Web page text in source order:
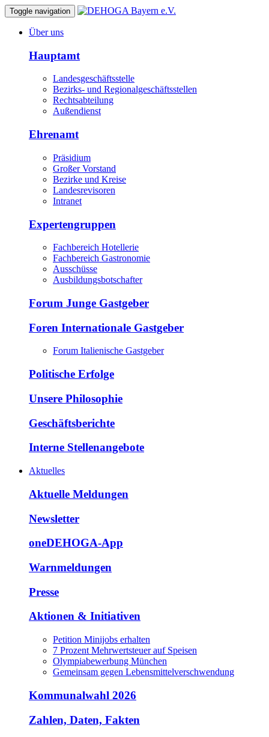
Toggle navigation
Über uns
Hauptamt
Landesgeschäftsstelle
Bezirks- und Regionalgeschäftsstellen
Rechtsabteilung
Außendienst
Ehrenamt
Präsidium
Großer Vorstand
Bezirke und Kreise
Landesrevisoren
Intranet
Expertengruppen
Fachbereich Hotellerie
Fachbereich Gastronomie
Ausschüsse
Ausbildungsbotschafter
Forum Junge Gastgeber
Foren Internationale Gastgeber
Forum Italienische Gastgeber
Politische Erfolge
Unsere Philosophie
Geschäftsberichte
Interne Stellenangebote
Aktuelles
Aktuelle Meldungen
Newsletter
oneDEHOGA-App
Warnmeldungen
Presse
Aktionen & Initiativen
Petition Minijobs erhalten
7 Prozent Mehrwertsteuer auf Speisen
Olympiabewerbung München
Gemeinsam gegen Lebensmittelverschwendung
Kommunalwahl 2026
Zahlen, Daten, Fakten